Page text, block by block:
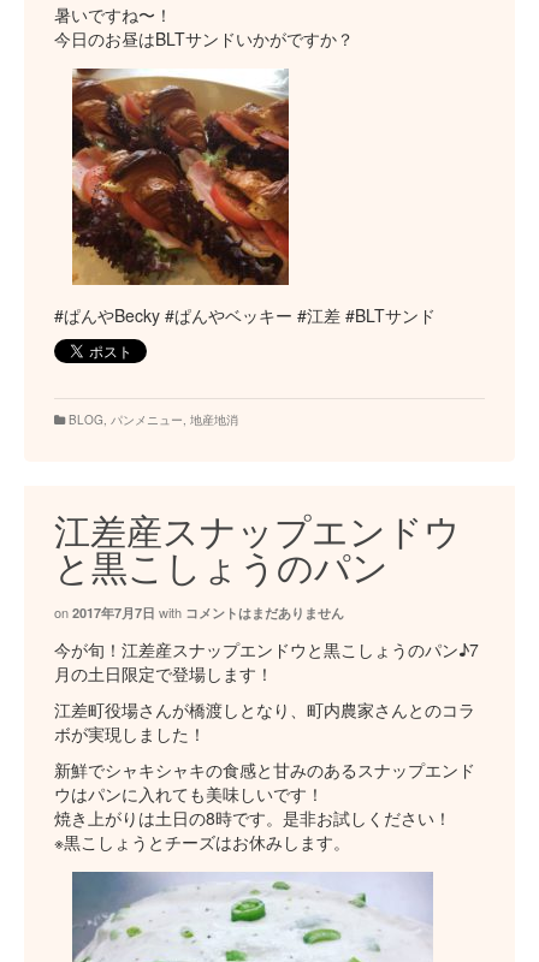
暑いですね〜！
今日のお昼はBLTサンドいかがですか？
#ぱんやBecky #ぱんやベッキー #江差 #BLTサンド
BLOG, パンメニュー, 地産地消
江差産スナップエンドウ
と黒こしょうのパン
on 2017年7月7日 with コメントはまだありません
今が旬！江差産スナップエンドウと黒こしょうのパン♪7
月の土日限定で登場します！
江差町役場さんが橋渡しとなり、町内農家さんとのコラ
ボが実現しました！
新鮮でシャキシャキの食感と甘みのあるスナップエンド
ウはパンに入れても美味しいです！
焼き上がりは土日の8時です。是非お試しください！
※黒こしょうとチーズはお休みします。